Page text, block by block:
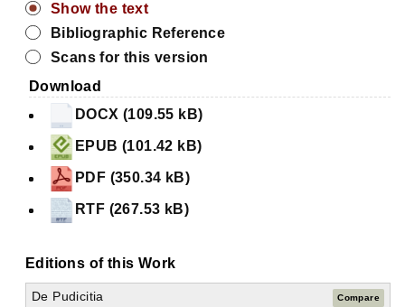
Show the text
Bibliographic Reference
Scans for this version
Download
DOCX (109.55 kB)
EPUB (101.42 kB)
PDF (350.34 kB)
RTF (267.53 kB)
Editions of this Work
De Pudicitia Compare